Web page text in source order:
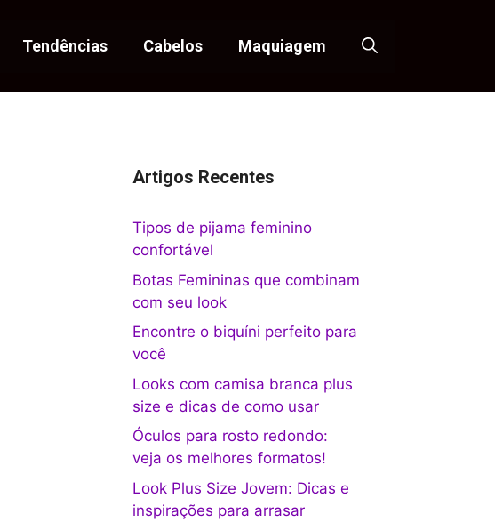
Tendências Cabelos Maquiagem
Artigos Recentes
Tipos de pijama feminino
confortável
Botas Femininas que combinam
com seu look
Encontre o biquíni perfeito para
você
Looks com camisa branca plus
size e dicas de como usar
Óculos para rosto redondo:
veja os melhores formatos!
Look Plus Size Jovem: Dicas e
inspirações para arrasar